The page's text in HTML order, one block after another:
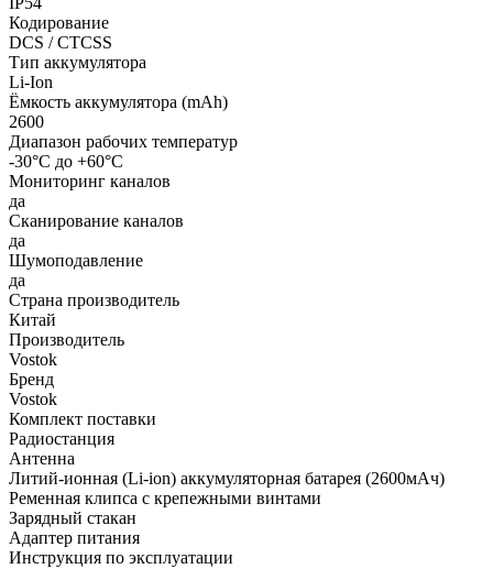
Кодирование
DCS / CTCSS
Тип аккумулятора
Li-Ion
Ёмкость аккумулятора (mAh)
2600
Диапазон рабочих температур
-30°С до +60°С
Мониторинг каналов
да
Сканирование каналов
да
Шумоподавление
да
Страна производитель
Китай
Производитель
Vostok
Бренд
Vostok
Комплект поставки
Радиостанция
Антенна
Литий-ионная (Li-ion) аккумуляторная батарея (2600мАч)
Ременная клипса с крепежными винтами
Зарядный стакан
Адаптер питания
Инструкция по эксплуатации